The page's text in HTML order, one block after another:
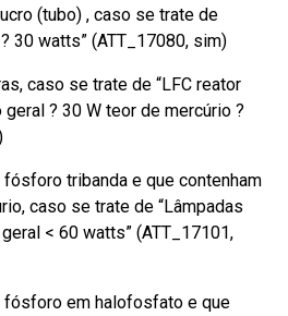
(tubo) , caso se trate de
30 watts” (ATT_17080, sim)
caso se trate de “LFC reator
? 30 W teor de mercúrio ?
tribanda e que contenham
caso se trate de “Lâmpadas
< 60 watts” (ATT_17101,
fósforo em halofosfato e que